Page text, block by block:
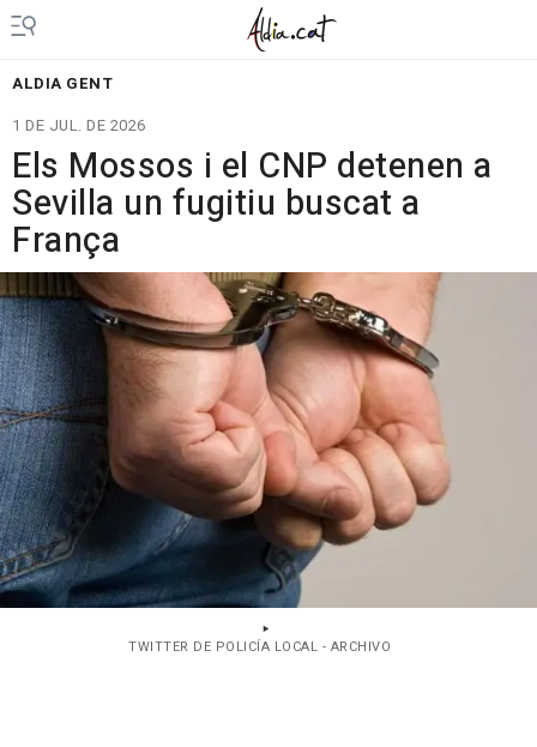
ALDIA GENT
1 DE JUL. DE 2026
Els Mossos i el CNP detenen a
Sevilla un fugitiu buscat a
França
TWITTER DE POLICÍA LOCAL - ARCHIVO